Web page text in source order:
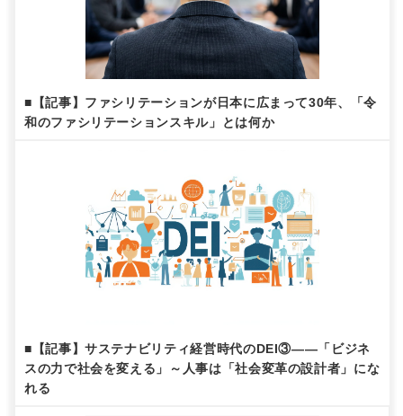
■【記事】ファシリテーションが日本に広まって30年、「令
和のファシリテーションスキル」とは何か
■【記事】サステナビリティ経営時代のDEI③——「ビジネ
スの力で社会を変える」～人事は「社会変革の設計者」にな
れる